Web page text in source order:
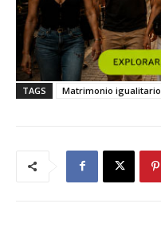
TAGS Matrimonio igualitario